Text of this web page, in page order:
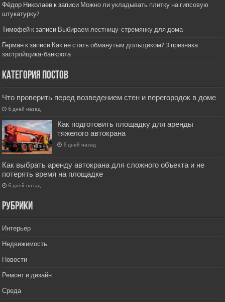
Фёдор Николаев к записи Можно ли укладывать плитку на гипсовую
штукатурку?
Тимофей к записи Выбираем лестницу-стремянку для дома
Герман к записи Как не стать обманутым дольщиком? 3 признака
застройщика-банкрота
Категория постов
Что проверить перед возведением стен и перегородок в доме
6 дней назад
Как подготовить площадку для аренды
тяжелого автокрана
6 дней назад
Как выбрать аренду автокрана для сложного объекта и не
потерять время на площадке
6 дней назад
РУбрики
Интерьер
Недвижимость
Новости
Ремонт и дизайн
Среда